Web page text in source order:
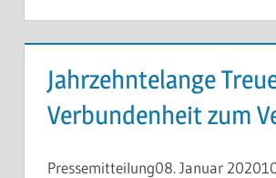
Jahrzehntelange
Verbundenheit zum
Pressemitteilung08. Januar